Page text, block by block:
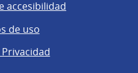
accesibilidad
de uso